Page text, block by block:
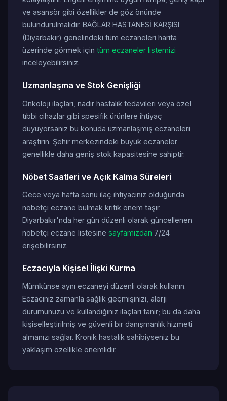
ve asansör gibi özellikler de göz önünde
bulundurulmalıdır. BAĞLAR HASTANESİ KARŞISI
(Diyarbakır) genelindeki tüm eczaneleri harita
üzerinde görmek için tüm eczaneler listemizi
inceleyebilirsiniz.
Uzmanlaşma ve Stok Genişliği
Onkoloji ilaçları, nadir hastalık tedavileri veya özel
tıbbi cihazlar gibi spesifik ürünlere ihtiyaç
duyuyorsanız bu konuda uzmanlaşmış eczaneleri
araştırın. Şehir merkezindeki büyük eczaneler
genellikle daha geniş stok kapasitesine sahiptir.
Nöbet Saatleri ve Açık Kalma Süreleri
Gece veya hafta sonu ilaç ihtiyacınız olduğunda
nöbetçi eczane bulmak kritik önem taşır.
Diyarbakır'nda her gün düzenli olarak güncellenen
nöbetçi eczane listesine sayfamızdan 7/24
erişebilirsiniz.
Eczacıyla Kişisel İlişki Kurma
Mümkünse aynı eczaneyi düzenli olarak kullanın.
Eczacınız zamanla sağlık geçmişinizi, alerji
durumunuzu ve kullandığınız ilaçları tanır; bu da daha
kişiselleştirilmiş ve güvenli bir danışmanlık hizmeti
almanızı sağlar. Kronik hastalık sahibiyseniz bu
yaklaşım özellikle önemlidir.